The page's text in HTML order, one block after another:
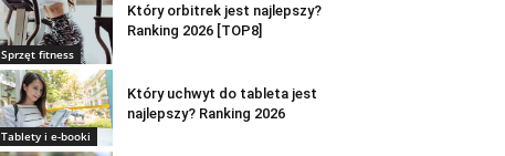
Sprzęt fitness
Który orbitrek jest najlepszy?
Ranking 2026 [TOP8]
Tablety i e-booki
Który uchwyt do tableta jest
najlepszy? Ranking 2026